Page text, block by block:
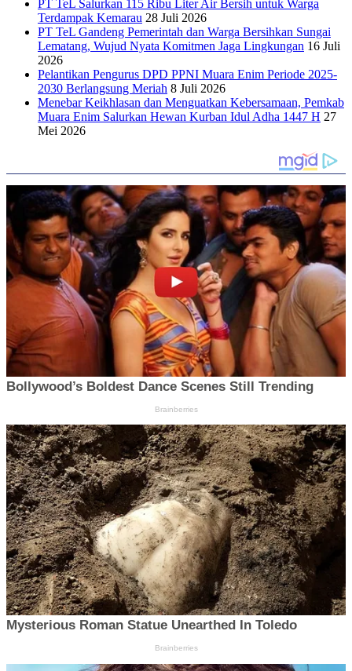
PT TeL Salurkan 115 Ribu Liter Air Bersih untuk Warga
Terdampak Kemarau 28 Juli 2026
PT TeL Gandeng Pemerintah dan Warga Bersihkan Sungai
Lematang, Wujud Nyata Komitmen Jaga Lingkungan 16 Juli
2026
Pelantikan Pengurus DPD PPNI Muara Enim Periode 2025-
2030 Berlangsung Meriah 8 Juli 2026
Menebar Keikhlasan dan Menguatkan Kebersamaan, Pemkab
Muara Enim Salurkan Hewan Kurban Idul Adha 1447 H 27
Mei 2026